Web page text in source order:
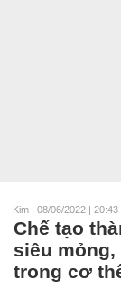
Kim | 08/06/2022 | 20:43
Chế tạo
siêu
trong cơ